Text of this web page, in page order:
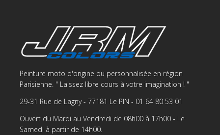
Peinture moto d'origine ou personnalisée en région
Parisienne. " Laissez libre cours à votre imagination ! "
29-31 Rue de Lagny - 77181 Le PIN - 01 64 80 53 01
Ouvert du Mardi au Vendredi de 08h00 à 17h00 - Le
Samedi à partir de 14h00.